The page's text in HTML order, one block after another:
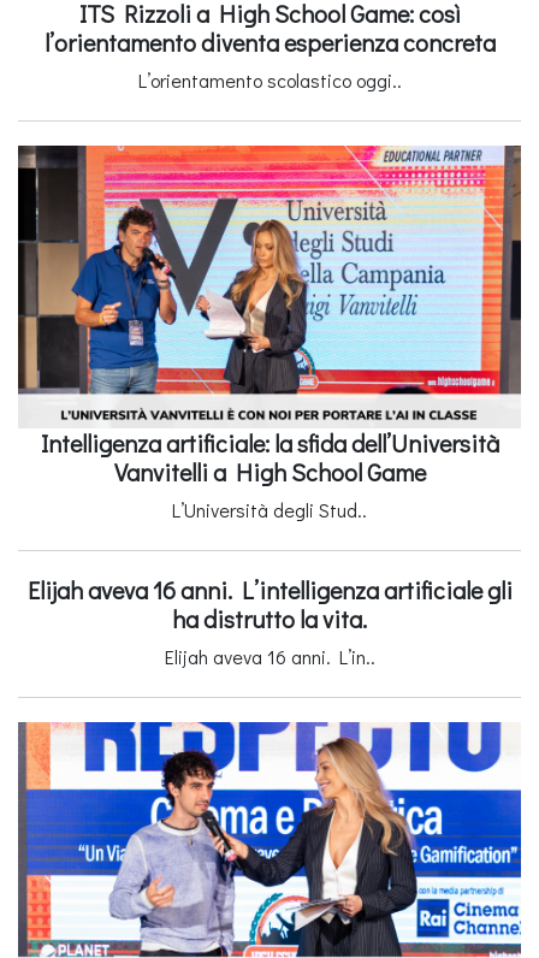
ITS Rizzoli a High School Game: così
l’orientamento diventa esperienza concreta
L’orientamento scolastico oggi..
Intelligenza artificiale: la sfida dell’Università
Vanvitelli a High School Game
L’Università degli Stud..
Elijah aveva 16 anni. L’intelligenza artificiale gli
ha distrutto la vita.
Elijah aveva 16 anni. L’in..